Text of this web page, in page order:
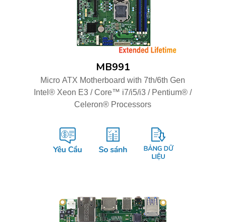
MB991
Micro ATX Motherboard with 7th/6th Gen
Intel® Xeon E3 / Core™ i7/i5/i3 / Pentium® /
Celeron® Processors